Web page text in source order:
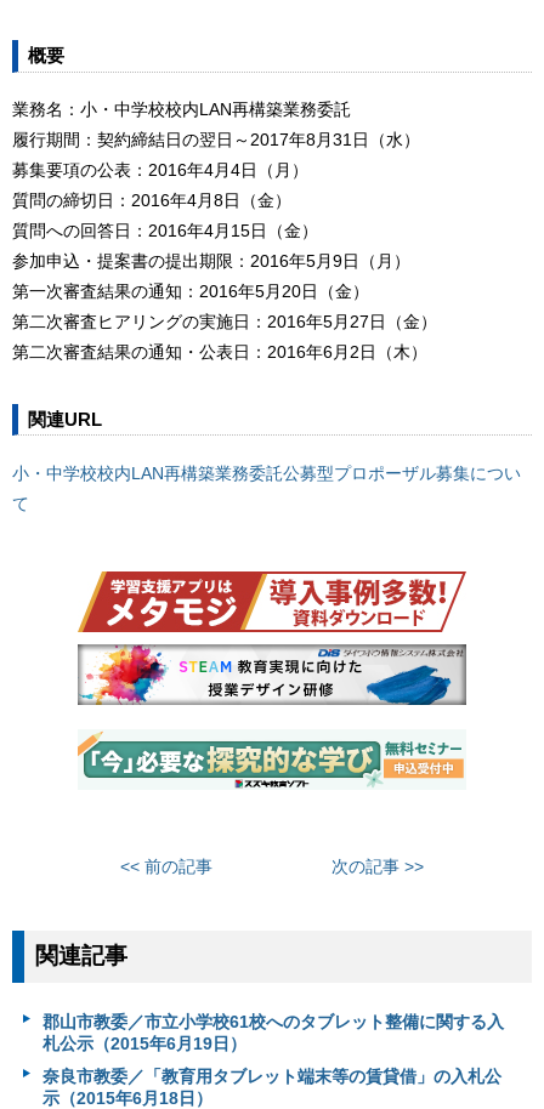
概要
業務名：小・中学校校内LAN再構築業務委託
履行期間：契約締結日の翌日～2017年8月31日（水）
募集要項の公表：2016年4月4日（月）
質問の締切日：2016年4月8日（金）
質問への回答日：2016年4月15日（金）
参加申込・提案書の提出期限：2016年5月9日（月）
第一次審査結果の通知：2016年5月20日（金）
第二次審査ヒアリングの実施日：2016年5月27日（金）
第二次審査結果の通知・公表日：2016年6月2日（木）
関連URL
小・中学校校内LAN再構築業務委託公募型プロポーザル募集につい
て
<< 前の記事 次の記事 >>
関連記事
郡山市教委／市立小学校61校へのタブレット整備に関する入
札公示（2015年6月19日）
奈良市教委／「教育用タブレット端末等の賃貸借」の入札公
示（2015年6月18日）